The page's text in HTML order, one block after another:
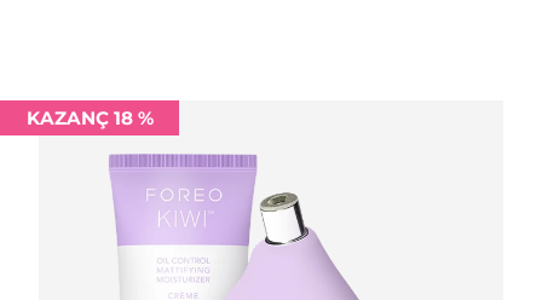
KAZANÇ 18 %
Portekiz
Porto Riko Tahmini teslim tarihi
Tahmini teslim tarihi